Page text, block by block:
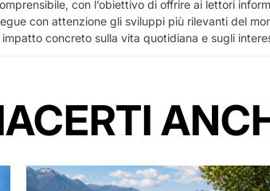
con l’obiettivo di offrire ai lettori
con attenzione gli sviluppi più rilevanti del
concreto sulla vita quotidiana e sugli